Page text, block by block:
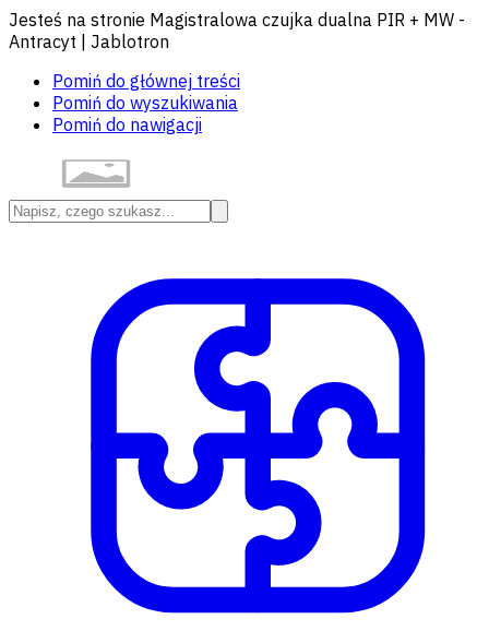
Jesteś na stronie Magistralowa czujka dualna PIR + MW -
Antracyt | Jablotron
Pomiń do głównej treści
Pomiń do wyszukiwania
Pomiń do nawigacji